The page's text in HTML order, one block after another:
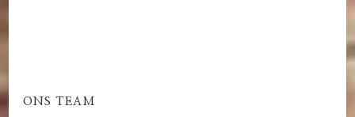
ONS TEAM